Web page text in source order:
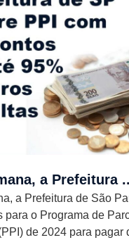
a Prefeitura
a Prefeitura de São
para o Programa de
de 2024 para pagar